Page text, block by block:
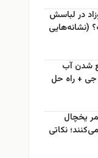
در لباسش
(نشانه‌هایی
شدن آب
+ راه حل
یخچال
نکاتی